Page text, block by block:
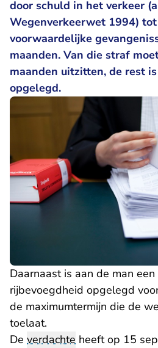
door schuld in het verkeer
Wegenverkeerwet 1994)
voorwaardelijke
maanden. Van die straf
maanden uitzitten, de rest
opgelegd.
Daarnaast is aan de man
rijbevoegdheid opgelegd
de maximumtermijn die de
toelaat.
De verdachte heeft op 15